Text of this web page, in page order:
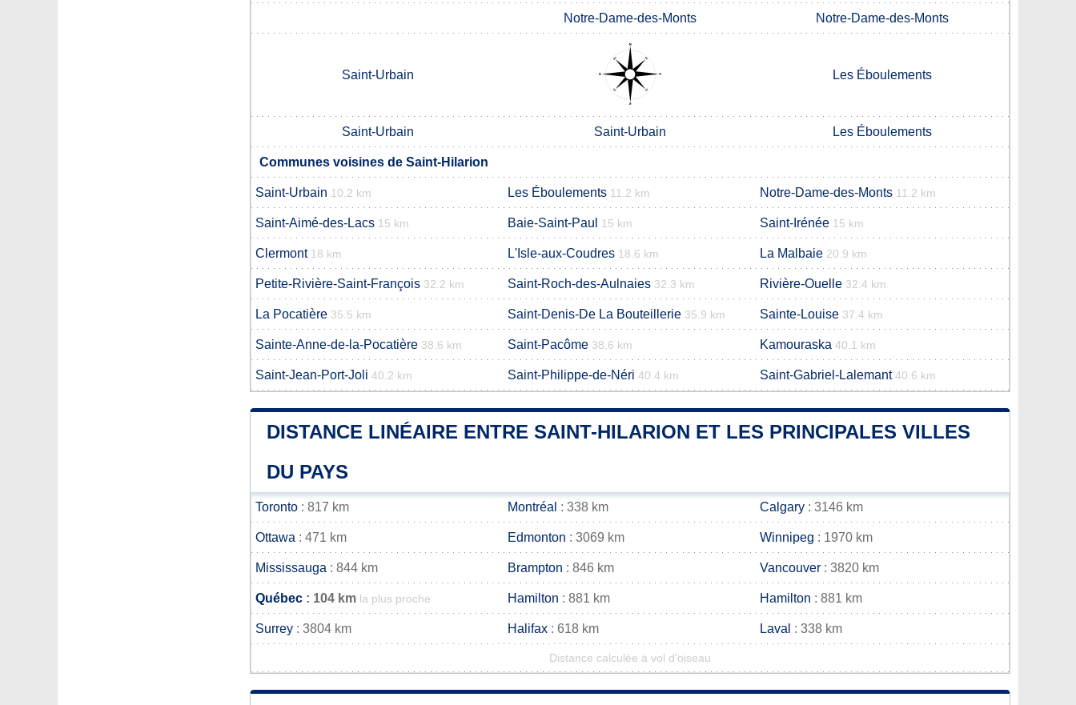
Notre-Dame-des-Monts Notre-Dame-des-Monts
Saint-Urbain Les Éboulements
Saint-Urbain Saint-Urbain Les Éboulements
Communes voisines de Saint-Hilarion
Saint-Urbain 10.2 km Les Éboulements 11.2 km Notre-Dame-des-Monts 11.2 km
Saint-Aimé-des-Lacs 15 km Baie-Saint-Paul 15 km Saint-Irénée 15 km
Clermont 18 km L'Isle-aux-Coudres 18.6 km La Malbaie 20.9 km
Petite-Rivière-Saint-François 32.2 km Saint-Roch-des-Aulnaies 32.3 km Rivière-Ouelle 32.4 km
La Pocatière 35.5 km Saint-Denis-De La Bouteillerie 35.9 km Sainte-Louise 37.4 km
Sainte-Anne-de-la-Pocatière 38.6 km Saint-Pacôme 38.6 km Kamouraska 40.1 km
Saint-Jean-Port-Joli 40.2 km Saint-Philippe-de-Néri 40.4 km Saint-Gabriel-Lalemant 40.6 km
DISTANCE LINÉAIRE ENTRE SAINT-HILARION ET LES PRINCIPALES VILLES
DU PAYS
Toronto : 817 km Montréal : 338 km Calgary : 3146 km
Ottawa : 471 km Edmonton : 3069 km Winnipeg : 1970 km
Mississauga : 844 km Brampton : 846 km Vancouver : 3820 km
Québec : 104 km la plus proche Hamilton : 881 km Hamilton : 881 km
Surrey : 3804 km Halifax : 618 km Laval : 338 km
Distance calculée à vol d'oiseau